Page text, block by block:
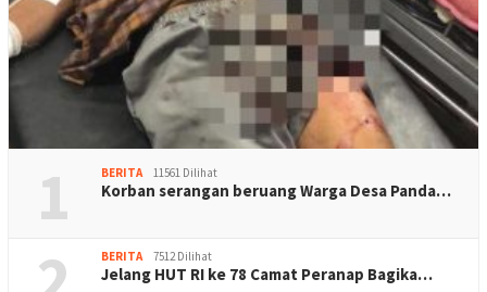
1 BERITA 11561 Dilihat
Korban serangan beruang Warga Desa Panda…
BERITA 7512 Dilihat
Jelang HUT RI ke 78 Camat Peranap Bagika…